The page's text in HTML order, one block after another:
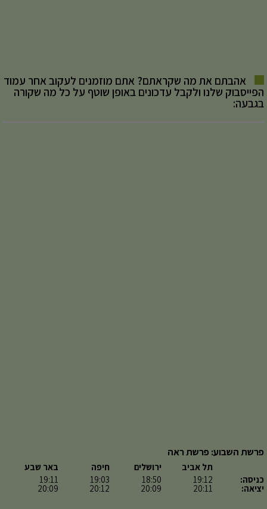
אהבתם את מה שקראתם? אתם מוזמנים לעקוב אחר עמוד
הפייסבוק שלנו ולקבל עדכונים באופן שוטף על כל מה שקורה
בגבעה:
פרשת השבוע: פרשת ראה
כניסה:
יציאה:
תל אביב
19:12
20:11
ירושלים
18:50
20:09
חיפה
19:03
20:12
באר שבע
19:11
20:09